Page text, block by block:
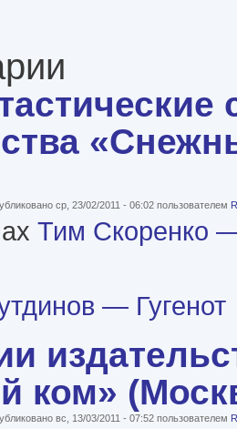
ср, 23/02/2011 - 06:02 пользователем
Тим Скоренко
— Гугенот
ком»
вс, 13/03/2011 - 07:52 пользователем